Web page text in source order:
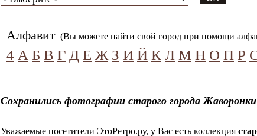
Алфавит (Вы можете найти свой город при помощи
4 А Б В Г Д Е Ж З И Й К Л М Н О П Р
Сохранились фотографии старого города
Уважаемые посетители ЭтоРетро.ру, у Вас есть коллекция